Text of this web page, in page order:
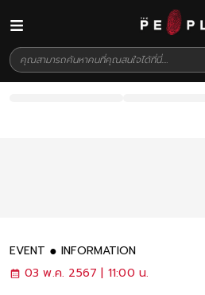
EVENT
INFORMATION
03 พ.ค. 2567 | 11:00 น.